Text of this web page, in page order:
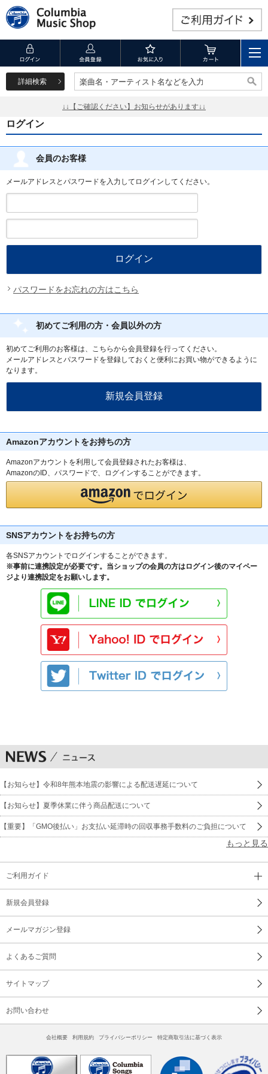
詳細検索 楽曲名・アーティスト名などを入力
楽曲名・アーティスト名などを入力
↓↓【ご確認ください】お知らせがあります↓↓
ログイン
会員のお客様
メールアドレスとパスワードを入力してログインしてください。
パスワードをお忘れの方はこちら
初めてご利用の方・会員以外の方
初めてご利用のお客様は、こちらから会員登録を行ってください。
メールアドレスとパスワードを登録しておくと便利にお買い物ができるように
なります。
Amazonアカウントをお持ちの方
Amazonアカウントを利用して会員登録されたお客様は、
AmazonのID、パスワードで、ログインすることができます。
SNSアカウントをお持ちの方
各SNSアカウントでログインすることができます。
※事前に連携設定が必要です。当ショップの会員の方はログイン後のマイペー
ジより連携設定をお願いします。
【お知らせ】令和8年熊本地震の影響による配送遅延について
【お知らせ】夏季休業に伴う商品配送について
【重要】「GMO後払い」お支払い延滞時の回収事務手数料のご負担について
もっと見る
ご利用ガイド
新規会員登録
メールマガジン登録
よくあるご質問
サイトマップ
お問い合わせ
会社概要 利用規約 プライバシーポリシー 特定商取引法に基づく表示